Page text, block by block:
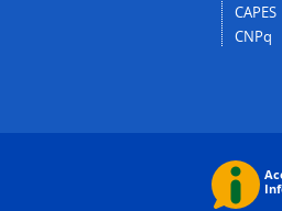
CAPES
CNPq